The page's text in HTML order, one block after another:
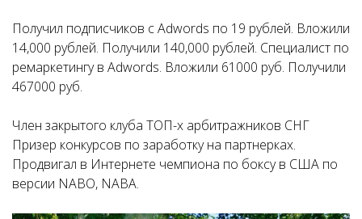
Получил подписчиков с Adwords по 19 рублей. Вложили
14,000 рублей. Получили 140,000 рублей. Специалист по
ремаркетингу в Adwords. Вложили 61000 руб. Получили
467000 руб.
Член закрытого клуба ТОП-х арбитражников СНГ
Призер конкурсов по заработку на партнерках.
Продвигал в Интернете чемпиона по боксу в США по
версии NABO, NABA.